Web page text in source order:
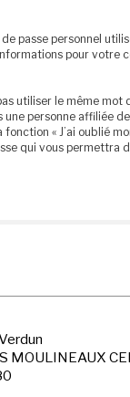
passe personnel
pour votre
utiliser le même
personne affiliée
« J’ai oublié
qui vous permettra
MOULINEAUX